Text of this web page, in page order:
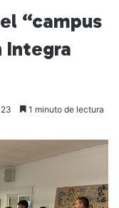
“campus
Integra
1 minuto de lectura